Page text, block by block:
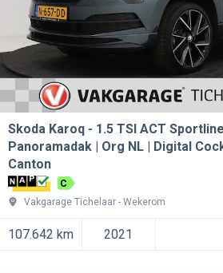
Skoda Karoq
1.5 TSI ACT
Panoramadak | Org NL | Digital
Canton
C
Vakgarage Tichelaar
Wekerom
107.642 km 2021